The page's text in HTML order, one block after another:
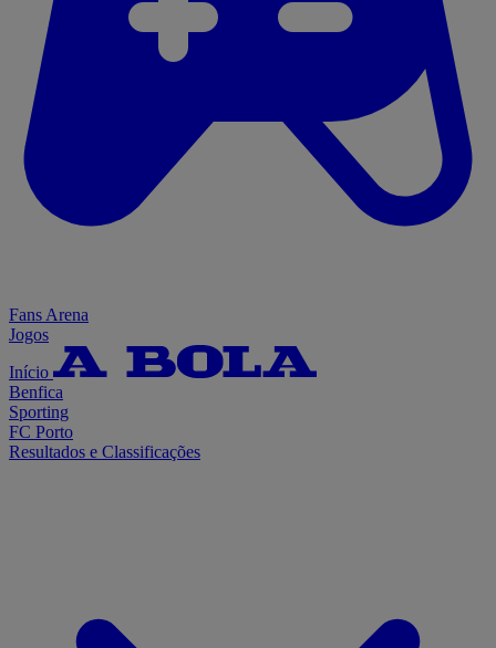
Fans Arena
Jogos
Início
Benfica
Sporting
FC Porto
Resultados e Classificações